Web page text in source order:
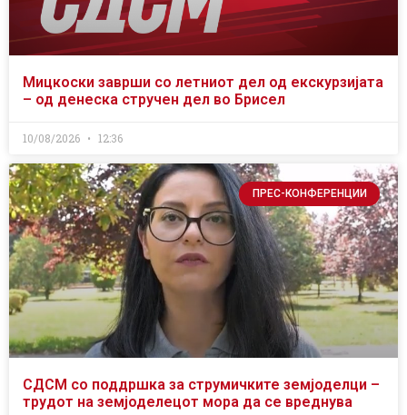
Мицкоски заврши со летниот дел од екскурзијата
– од денеска стручен дел во Брисел
10/08/2026 12:36
ПРЕС-КОНФЕРЕНЦИИ
СДСМ со поддршка за струмичките земјоделци –
трудот на земјоделецот мора да се вреднува